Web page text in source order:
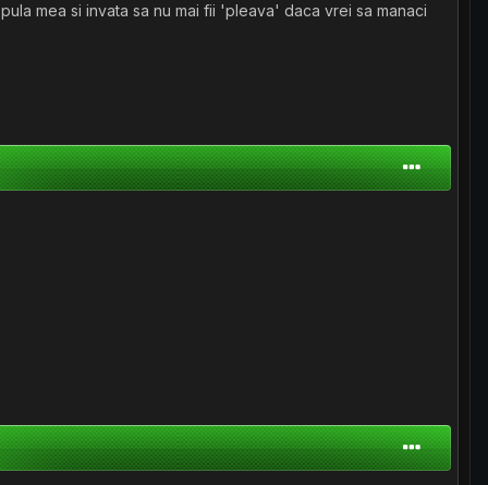
mea si invata sa nu mai fii 'pleava' daca vrei sa manaci